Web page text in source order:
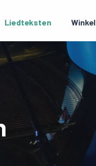
Liedteksten Winkel